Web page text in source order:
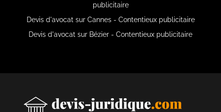
publicitaire
Devis d'avocat sur Cannes - Contentieux publicitaire
Devis d'avocat sur Bézier - Contentieux publicitaire